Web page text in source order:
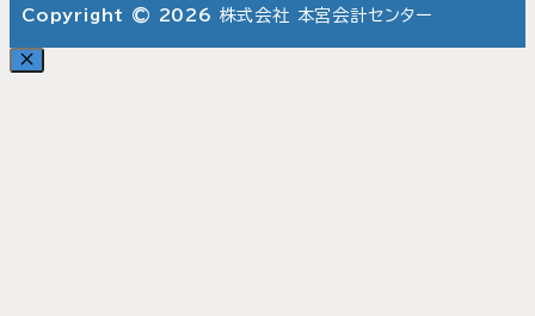
Copyright © 2026 株式会社 本宮会計センター
Close